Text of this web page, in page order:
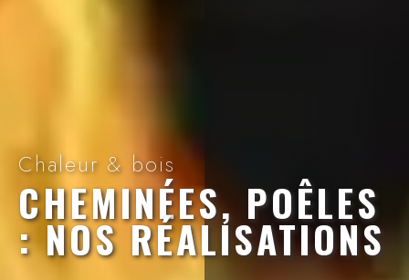
Chaleur & bois
CHEMINÉES, POÊLES
: NOS RÉALISATIONS